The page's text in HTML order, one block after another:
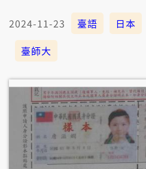
2024-11-23 臺語 日本
臺師大